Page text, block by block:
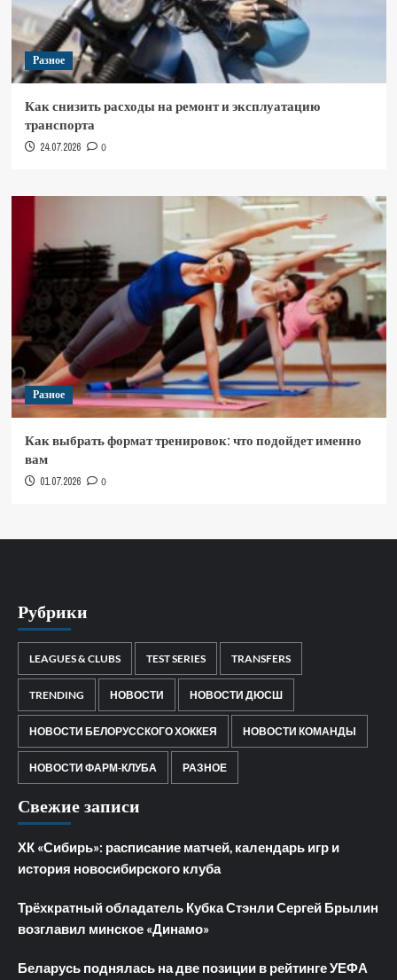
Разное
Как снизить расходы на ремонт и эксплуатацию
транспорта
24.07.2026 0
Разное
Как выбрать формат тренировок: что подойдет именно
вам
01.07.2026 0
Рубрики
LEAGUES & CLUBS TEST SERIES TRANSFERS
TRENDING НОВОСТИ НОВОСТИ ДЮСШ
НОВОСТИ БЕЛОРУССКОГО ХОККЕЯ НОВОСТИ КОМАНДЫ
НОВОСТИ ФАРМ-КЛУБА РАЗНОЕ
Свежие записи
ХК «Сибирь»: расписание матчей, календарь игр и
история новосибирского клуба
Трёхкратный обладатель Кубка Стэнли Сергей Брылин
возглавил минское «Динамо»
Беларусь поднялась на две позиции в рейтинге УЕФА